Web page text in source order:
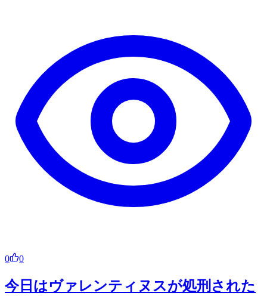
0 0
今日はヴァレンティヌスが処刑された